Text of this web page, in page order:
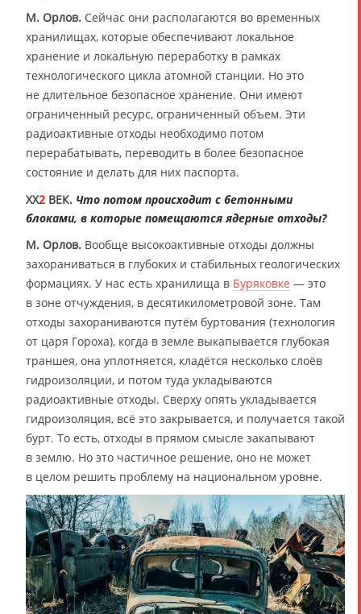
М. Орлов. Сейчас они располагаются во временных
хранилищах, которые обеспечивают локальное
хранение и локальную переработку в рамках
технологического цикла атомной станции. Но это
не длительное безопасное хранение. Они имеют
ограниченный ресурс, ограниченный объем. Эти
радиоактивные отходы необходимо потом
перерабатывать, переводить в более безопасное
состояние и делать для них паспорта.
XX2 ВЕК. Что потом происходит с бетонными
блоками, в которые помещаются ядерные отходы?
М. Орлов. Вообще высокоактивные отходы должны
захораниваться в глубоких и стабильных геологических
формациях. У нас есть хранилища в Буряковке — это
в зоне отчуждения, в десятикилометровой зоне. Там
отходы захораниваются путём буртования (технология
от царя Гороха), когда в земле выкапывается глубокая
траншея, она уплотняется, кладётся несколько слоёв
гидроизоляции, и потом туда укладываются
радиоактивные отходы. Сверху опять укладывается
гидроизоляция, всё это закрывается, и получается такой
бурт. То есть, отходы в прямом смысле закапывают
в землю. Но это частичное решение, оно не может
в целом решить проблему на национальном уровне.